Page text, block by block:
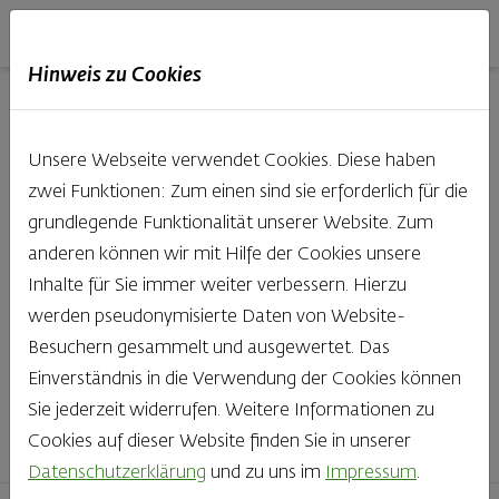
Backstube entdecken
Was gibt es Schöneres, als bei Brot & Gebäck die Qual
der Wahl zu haben? Noch dazu, wenn so großer Wert
auf den kleinen, feinen Unterschied gelegt wird, wie bei
Haubis. Beste Zutaten und Handwerk, das seinen
Namen auch verdient – das schmeckt man einfach!
Finden Sie Ihr Lieblingsprodukt
Hinweis zu Cookies
Unsere Webseite verwendet Cookies. Diese haben
zwei Funktionen: Zum einen sind sie erforderlich für die
grundlegende Funktionalität unserer Website. Zum
anderen können wir mit Hilfe der Cookies unsere
Inhalte für Sie immer weiter verbessern. Hierzu
werden pseudonymisierte Daten von Website-
Besuchern gesammelt und ausgewertet. Das
Einverständnis in die Verwendung der Cookies können
Sie jederzeit widerrufen. Weitere Informationen zu
Cookies auf dieser Website finden Sie in unserer
Datenschutzerklärung und zu uns im Impressum.